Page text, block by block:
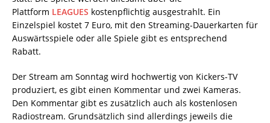
Plattform LEAGUES kostenpflichtig ausgestrahlt. Ein
Einzelspiel kostet 7 Euro, mit den Streaming-Dauerkarten für
Auswärtsspiele oder alle Spiele gibt es entsprechend
Rabatt.
Der Stream am Sonntag wird hochwertig von Kickers-TV
produziert, es gibt einen Kommentar und zwei Kameras.
Den Kommentar gibt es zusätzlich auch als kostenlosen
Radiostream. Grundsätzlich sind allerdings jeweils die